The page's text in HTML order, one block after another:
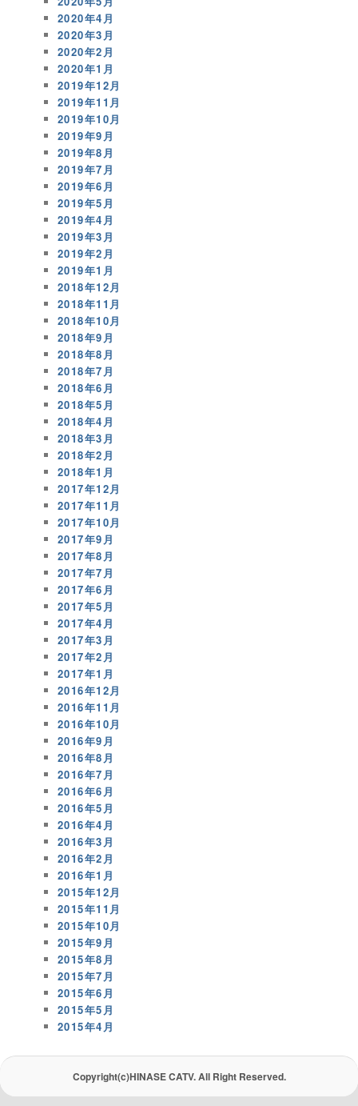
2020年4月
2020年3月
2020年2月
2020年1月
2019年12月
2019年11月
2019年10月
2019年9月
2019年8月
2019年7月
2019年6月
2019年5月
2019年4月
2019年3月
2019年2月
2019年1月
2018年12月
2018年11月
2018年10月
2018年9月
2018年8月
2018年7月
2018年6月
2018年5月
2018年4月
2018年3月
2018年2月
2018年1月
2017年12月
2017年11月
2017年10月
2017年9月
2017年8月
2017年7月
2017年6月
2017年5月
2017年4月
2017年3月
2017年2月
2017年1月
2016年12月
2016年11月
2016年10月
2016年9月
2016年8月
2016年7月
2016年6月
2016年5月
2016年4月
2016年3月
2016年2月
2016年1月
2015年12月
2015年11月
2015年10月
2015年9月
2015年8月
2015年7月
2015年6月
2015年5月
2015年4月
Copyright(c)HINASE CATV. All Right Reserved.